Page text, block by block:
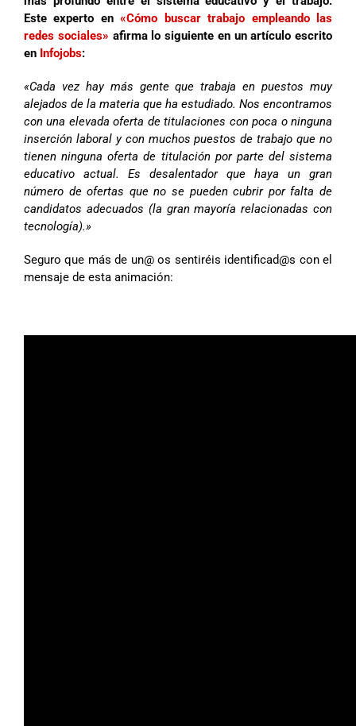
Este experto en«Cómo buscar trabajo empleando las
redes sociales» afirma lo siguiente en un artículo escrito
en Infojobs:
«Cada vez hay más gente que trabaja en puestos muy
alejados de la materia que ha estudiado. Nos encontramos
con una elevada oferta de titulaciones con poca o ninguna
inserción laboral y con muchos puestos de trabajo que no
tienen ninguna oferta de titulación por parte del sistema
educativo actual. Es desalentador que haya un gran
número de ofertas que no se pueden cubrir por falta de
candidatos adecuados (la gran mayoría relacionadas con
tecnología).»
Seguro que más de un@ os sentiréis identificad@s con el
mensaje de esta animación: